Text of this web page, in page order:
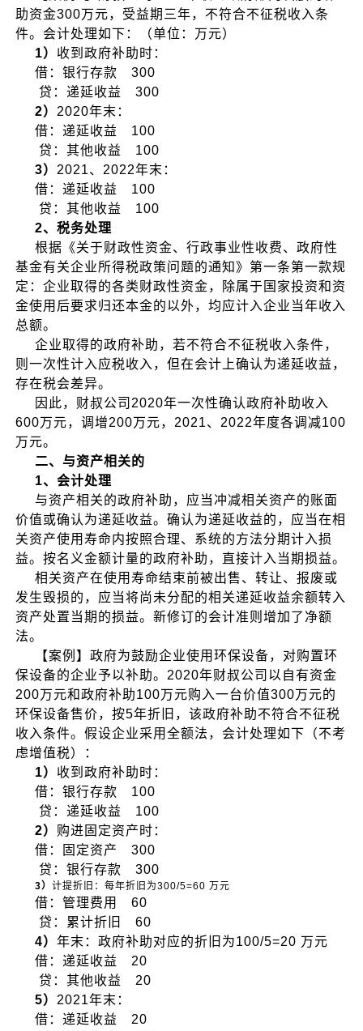
助资金300万元，受益期三年，不符合不征税收入条
件。会计处理如下：（单位：万元）
1） 收到政府补助时：
借：银行存款 300
贷：递延收益 300
2） 2020年末：
借：递延收益 100
贷：其他收益 100
3） 2021、2022年末：
借：递延收益 100
贷：其他收益 100
2、税务处理
根据《关于财政性资金、行政事业性收费、政府性
基金有关企业所得税政策问题的通知》第一条第一款规
定：企业取得的各类财政性资金，除属于国家投资和资
金使用后要求归还本金的以外，均应计入企业当年收入
总额。
企业取得的政府补助，若不符合不征税收入条件，
则一次性计入应税收入，但在会计上确认为递延收益，
存在税会差异。
因此，财叔公司2020年一次性确认政府补助收入
600万元，调增200万元，2021、2022年度各调减100
万元。
二、与资产相关的
1、会计处理
与资产相关的政府补助，应当冲减相关资产的账面
价值或确认为递延收益。确认为递延收益的，应当在相
关资产使用寿命内按照合理、系统的方法分期计入损
益。按名义金额计量的政府补助，直接计入当期损益。
相关资产在使用寿命结束前被出售、转让、报废或
发生毁损的，应当将尚未分配的相关递延收益余额转入
资产处置当期的损益。新修订的会计准则增加了净额
法。
【案例】政府为鼓励企业使用环保设备，对购置环
保设备的企业予以补助。2020年财叔公司以自有资金
200万元和政府补助100万元购入一台价值300万元的
环保设备售价，按5年折旧，该政府补助不符合不征税
收入条件。假设企业采用全额法，会计处理如下（不考
虑增值税）：
1） 收到政府补助时：
借：银行存款 100
贷：递延收益 100
2） 购进固定资产时：
借：固定资产 300
贷：银行存款 300
3）计提折旧：每年折旧为300/5=60 万元
借：管理费用 60
贷：累计折旧 60
4）年末：政府补助对应的折旧为100/5=20 万元
借：递延收益 20
贷：其他收益 20
5） 2021年末：
借：递延收益 20